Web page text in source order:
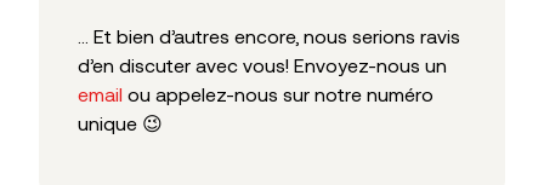
… Et bien d’autres encore, nous serions ravis
d’en discuter avec vous! Envoyez-nous un
email ou appelez-nous sur notre numéro
unique 😉